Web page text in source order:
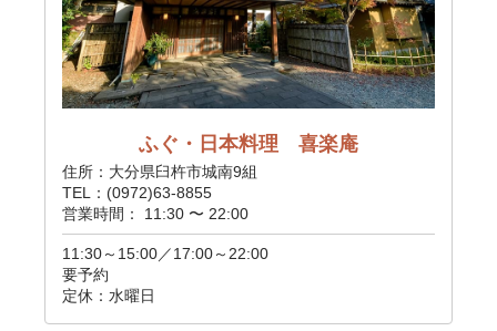
ふぐ・日本料理 喜楽庵
住所：大分県臼杵市城南9組
TEL：(0972)63-8855
営業時間： 11:30 〜 22:00
11:30～15:00／17:00～22:00
要予約
定休：水曜日